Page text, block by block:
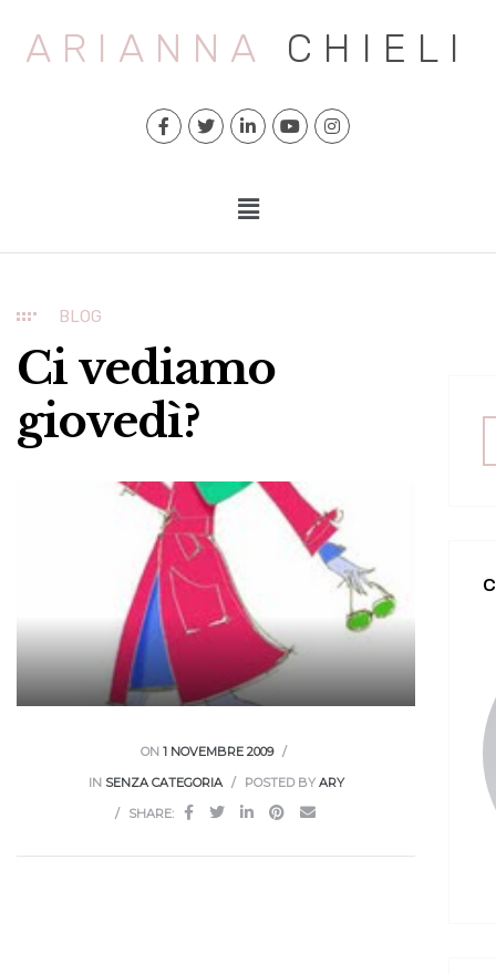
ARIANNA CHIELI
BLOG
Ci vediamo
giovedì?
ON 1 NOVEMBRE 2009
IN SENZA CATEGORIA POSTED BY ARY
SHARE: